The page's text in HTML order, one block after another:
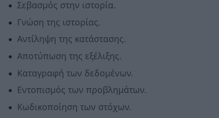
Σεβασμός στην ιστορία.
Γνώση της ιστορίας.
Αντίληψη της κατάστασης.
Αποτύπωση της εξέλιξης.
Καταγραφή των δεδομένων.
Εντοπισμός των προβλημάτων.
Κωδικοποίηση των στόχων.